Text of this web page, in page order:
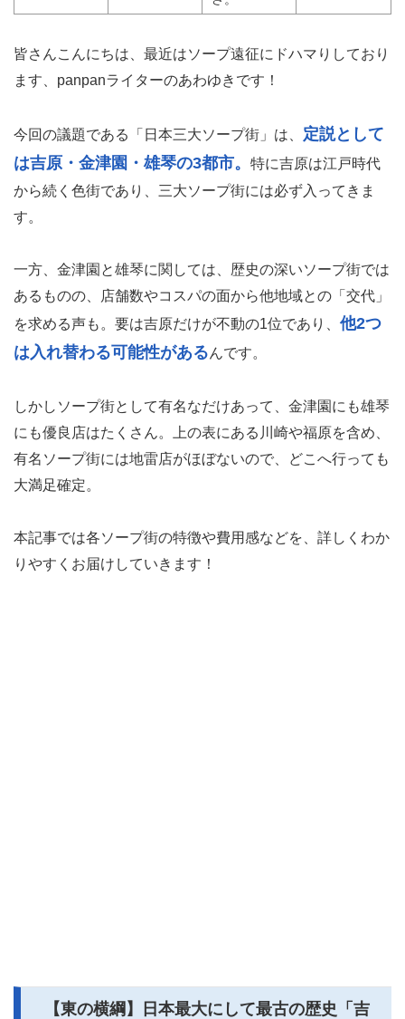
皆さんこんにちは、最近はソープ遠征にドハマりしており
ます、panpanライターのあわゆきです！
今回の議題である「日本三大ソープ街」は、 定説として
は吉原・金津園・雄琴の3都市。 特に吉原は江戸時代
から続く色街であり、三大ソープ街には必ず入ってきま
す。
一方、金津園と雄琴に関しては、歴史の深いソープ街では
あるものの、店舗数やコスパの面から他地域との「交代」
を求める声も。要は吉原だけが不動の1位であり、 他2つ
は入れ替わる可能性があるんです。
しかしソープ街として有名なだけあって、金津園にも雄琴
にも優良店はたくさん。上の表にある川崎や福原を含め、
有名ソープ街には地雷店がほぼないので、どこへ行っても
大満足確定。
本記事では各ソープ街の特徴や費用感などを、詳しくわか
りやすくお届けしていきます！
【東の横綱】日本最大にして最古の歴史「吉